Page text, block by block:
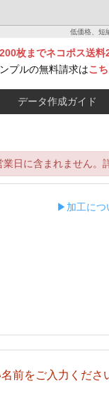
低価格、短
枚までネコポス送料
プルの無料請求はこ
データ作成ガイド
日に含まれません。
▶加工につ
前をご入力くださ